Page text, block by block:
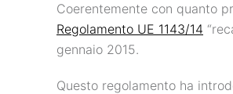
Coerentemente con quanto
Regolamento UE 1143/14
gennaio 2015.
Questo regolamento ha